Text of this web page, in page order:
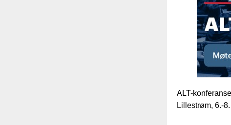
ALT-
Lillestrøm, 6.-